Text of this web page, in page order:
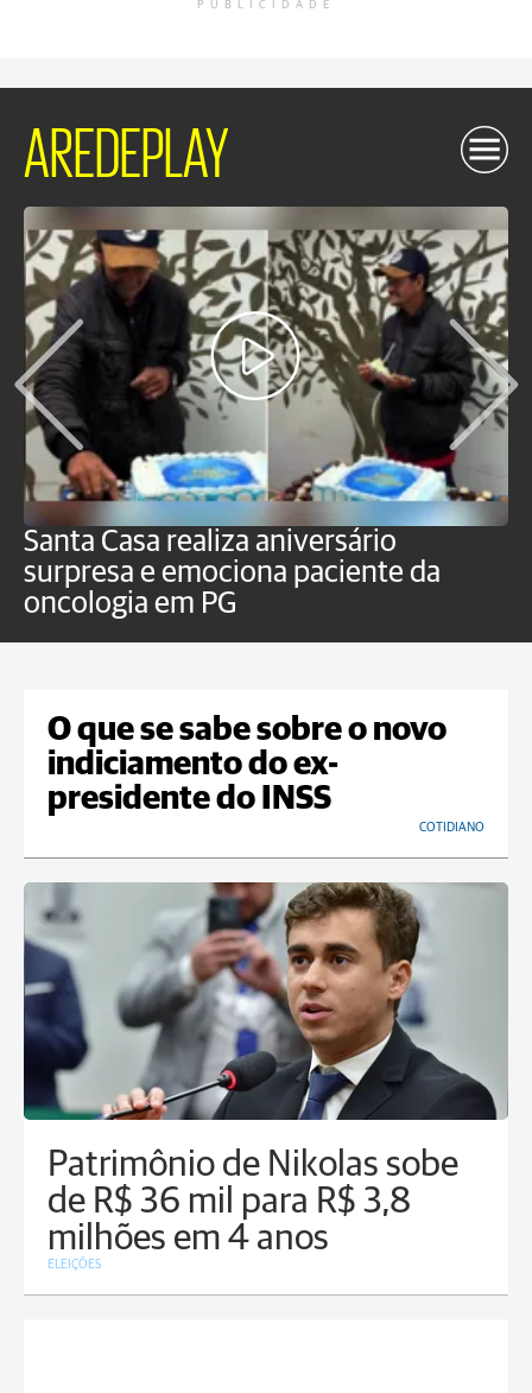
PUBLICIDADE
AREDEPLAY
Santa Casa realiza aniversário
surpresa e emociona paciente da
oncologia em PG
O que se sabe sobre o novo
indiciamento do ex-
presidente do INSS
COTIDIANO
Patrimônio de Nikolas sobe
de R$ 36 mil para R$ 3,8
milhões em 4 anos
ELEIÇÕES